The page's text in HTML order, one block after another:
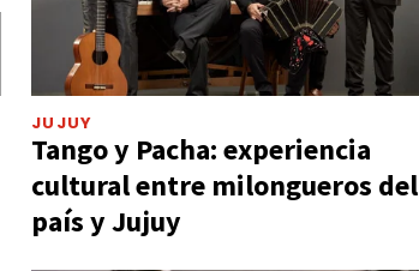
JUJUY
Tango y Pacha: experiencia
cultural entre milongueros del
país y Jujuy